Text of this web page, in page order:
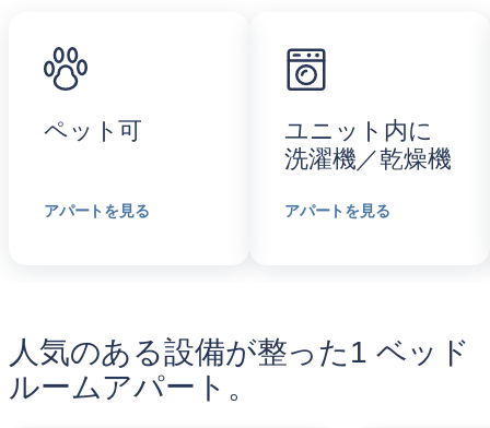
ペット可
アパートを見る
ユニット内に
洗濯機／乾燥機
アパートを見る
人気のある設備が整った1 ベッド
ルームアパート。